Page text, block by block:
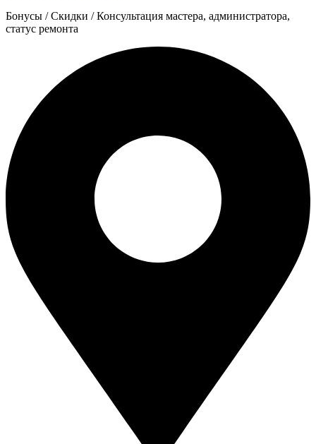
Бонусы / Скидки / Консультация мастера, администратора,
статус ремонта